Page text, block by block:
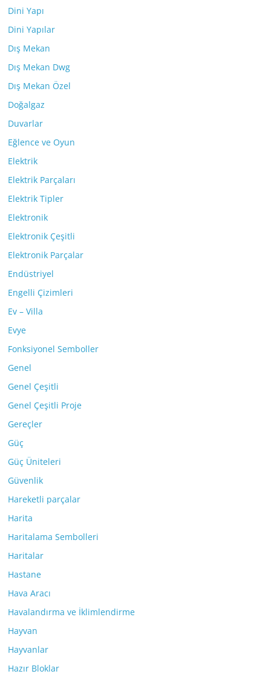
Dini Yapı
Dini Yapılar
Dış Mekan
Dış Mekan Dwg
Dış Mekan Özel
Doğalgaz
Duvarlar
Eğlence ve Oyun
Elektrik
Elektrik Parçaları
Elektrik Tipler
Elektronik
Elektronik Çeşitli
Elektronik Parçalar
Endüstriyel
Engelli Çizimleri
Ev – Villa
Evye
Fonksiyonel Semboller
Genel
Genel Çeşitli
Genel Çeşitli Proje
Gereçler
Güç
Güç Üniteleri
Güvenlik
Hareketli parçalar
Harita
Haritalama Sembolleri
Haritalar
Hastane
Hava Aracı
Havalandırma ve İklimlendirme
Hayvan
Hayvanlar
Hazır Bloklar